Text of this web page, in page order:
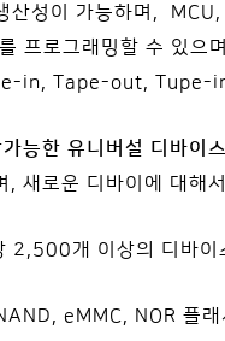
가능하며, MCU,
그래밍할 수 있으며,
in, Tape-out, Tupe-
한 유니버설 디바이스
운 디바이에 대해서
2,500개 이상의 디바이
eMMC, NOR 플